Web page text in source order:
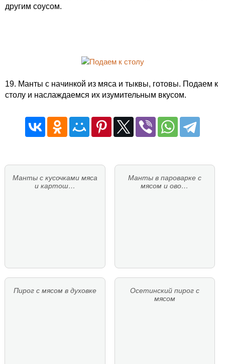
другим соусом.
19. Манты с начинкой из мяса и тыквы, готовы. Подаем к
столу и наслаждаемся их изумительным вкусом.
Манты с кусочками мяса
и картош…
Манты в пароварке с
мясом и ово…
Пирог с мясом в духовке
Осетинский пирог с
мясом